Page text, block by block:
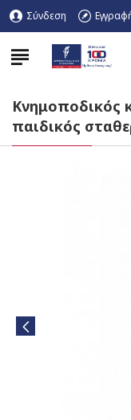
Σύνδεση
Κνημοποδικός
παιδικός